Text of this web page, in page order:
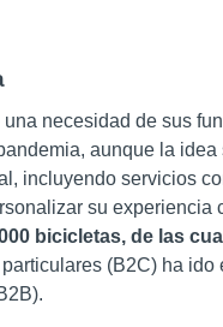
necesidad de sus
aunque la
incluyendo servicios
su experiencia
bicicletas, de las
(B2C) ha